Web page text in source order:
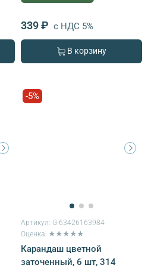
339 ₽ с НДС 5%
В корзину
-5%
Артикул: G-63426163984
Оценка: ★★★★★
Карандаш цветной
заточенный, 6 шт, 314